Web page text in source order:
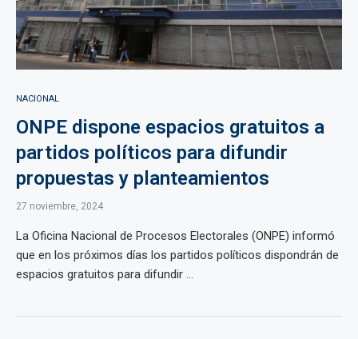
NACIONAL
ONPE dispone espacios gratuitos a
partidos políticos para difundir
propuestas y planteamientos
27 noviembre, 2024
La Oficina Nacional de Procesos Electorales (ONPE) informó
que en los próximos días los partidos políticos dispondrán de
espacios gratuitos para difundir ...